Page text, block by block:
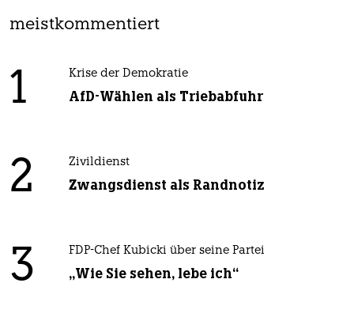
meistkommentiert
1 Krise der Demokratie
AfD-Wählen als Triebabfuhr
2 Zivildienst
Zwangsdienst als Randnotiz
3 FDP-Chef Kubicki über seine Partei
„Wie Sie sehen, lebe ich“